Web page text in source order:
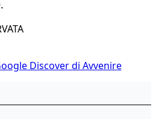
Discover di Avvenire